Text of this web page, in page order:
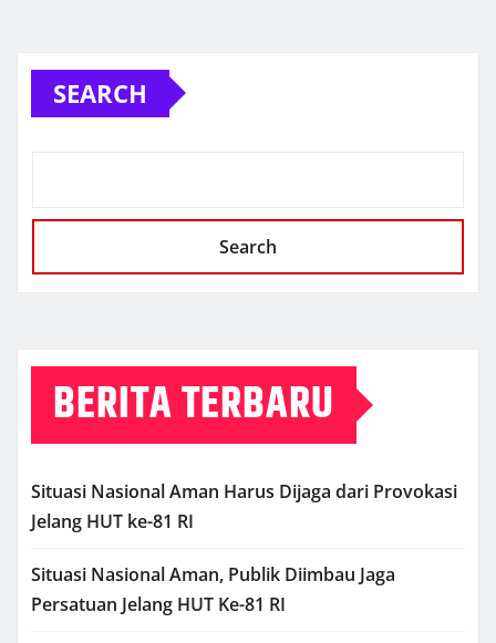
SEARCH
Search
BERITA TERBARU
Situasi Nasional Aman Harus Dijaga dari Provokasi
Jelang HUT ke-81 RI
Situasi Nasional Aman, Publik Diimbau Jaga
Persatuan Jelang HUT Ke-81 RI